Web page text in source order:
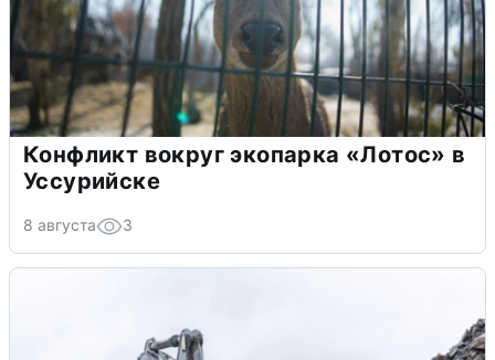
Конфликт вокруг экопарка «Лотос» в
Уссурийске
8 августа 3